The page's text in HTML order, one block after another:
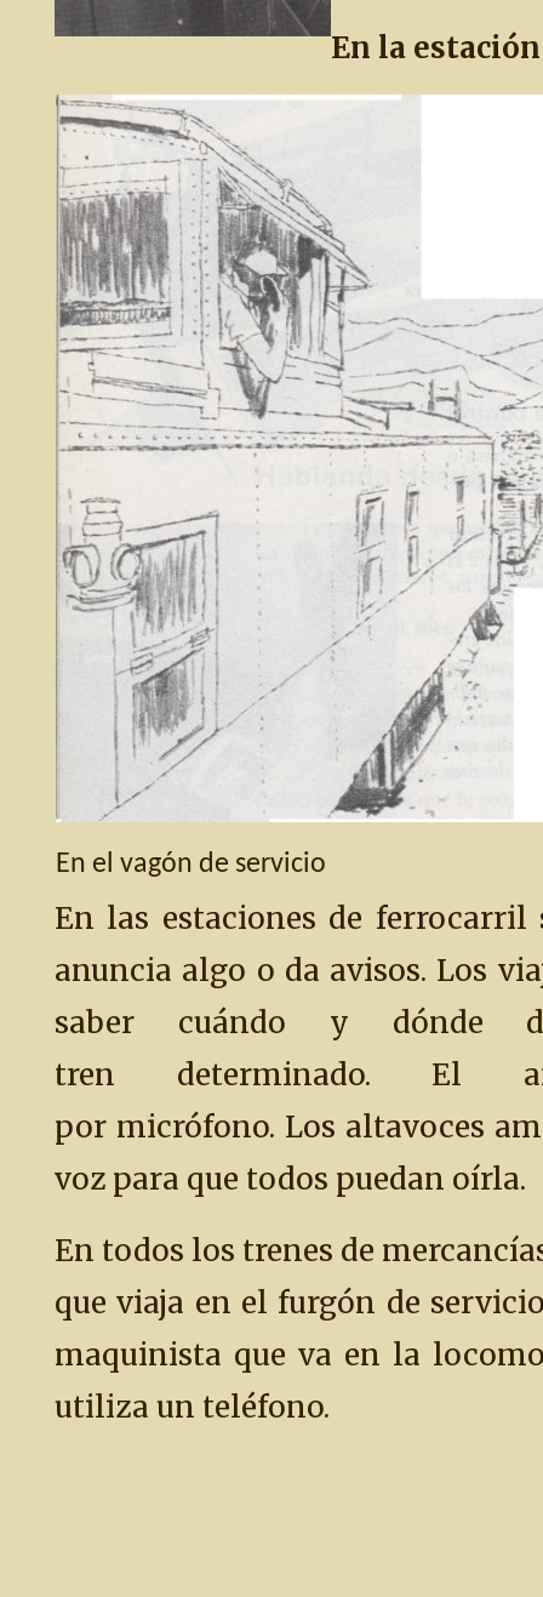
En la estación
En el vagón de servicio
En las estaciones de ferrocarril
anuncia algo o da avisos. Los
saber cuándo y dónde
tren determinado. El
por micrófono. Los altavoces
voz para que todos puedan oírla.
En todos los trenes de
que viaja en el furgón de
maquinista que va en la
utiliza un teléfono.